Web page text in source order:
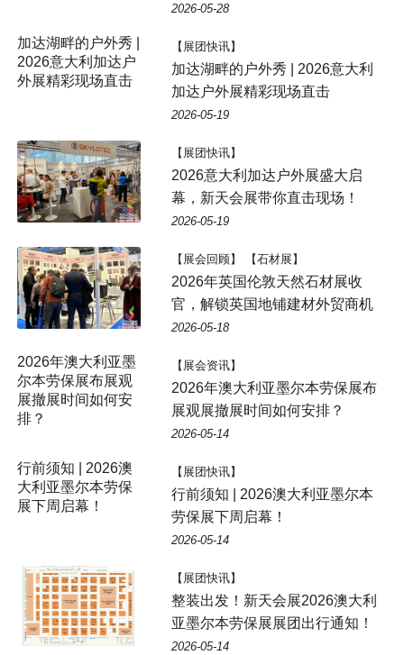
2026-05-28
加达湖畔的户外秀 |
2026意大利加达户
外展精彩现场直击
【展团快讯】
加达湖畔的户外秀 | 2026意大利
加达户外展精彩现场直击
2026-05-19
【展团快讯】
2026意大利加达户外展盛大启
幕，新天会展带你直击现场！
2026-05-19
【展会回顾】 【石材展】
2026年英国伦敦天然石材展收
官，解锁英国地铺建材外贸商机
2026-05-18
2026年澳大利亚墨
尔本劳保展布展观
展撤展时间如何安
排？
【展会资讯】
2026年澳大利亚墨尔本劳保展布
展观展撤展时间如何安排？
2026-05-14
行前须知 | 2026澳
大利亚墨尔本劳保
展下周启幕！
【展团快讯】
行前须知 | 2026澳大利亚墨尔本
劳保展下周启幕！
2026-05-14
【展团快讯】
整装出发！新天会展2026澳大利
亚墨尔本劳保展展团出行通知！
2026-05-14